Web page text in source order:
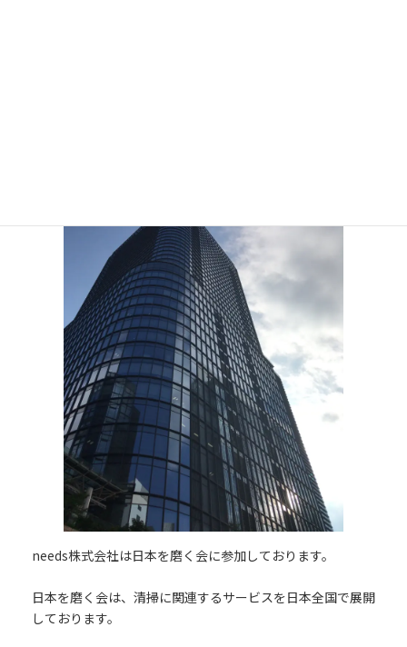
needs株式会社は日本を磨く会に参加しております。
日本を磨く会は、清掃に関連するサービスを日本全国で展開
しております。